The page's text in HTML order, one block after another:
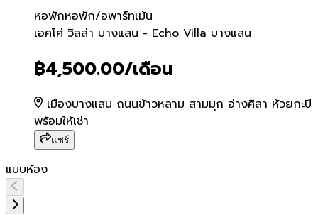
หอพักหอพัก/อพาร์ทเม้น
เอคโค่ วิลล่า บางแสน -
เอคโค่ วิลล่า บางแสน - Echo Villa บางแสน
฿4,500.00/เดือน
เมืองบางแสน ถนนข้าวหลาม สามมุก อ่างศิลา ห้วยกะปิ
พร้อมให้เช่า
แชร์
แบบห้อง